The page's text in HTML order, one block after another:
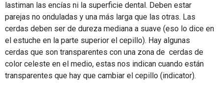
lastiman las encías ni la superficie dental. Deben estar
parejas no onduladas y una más larga que las otras. Las
cerdas deben ser de dureza mediana a suave (eso lo dice en
el estuche en la parte superior el cepillo). Hay algunas
cerdas que son transparentes con una zona de cerdas de
color celeste en el medio, estas nos indican cuando están
transparentes que hay que cambiar el cepillo (indicator).